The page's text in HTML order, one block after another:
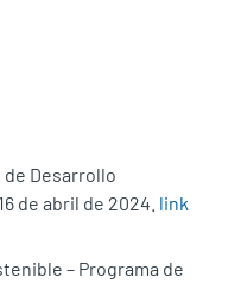
de Desarrollo
de abril de 2024. link
– Programa de